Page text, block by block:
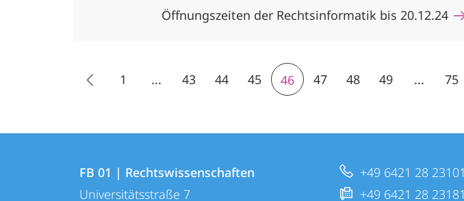
Öffnungszeiten der Rechtsinformatik bis 20.12.24
1 ... 43 44 45 46 47 48 49 ... 75
Kontaktinformationen
FB
FB 01 | Rechtswissenschaften
Universitätsstraße 7
+49 6421 28 23101
+49 6421 28 23181